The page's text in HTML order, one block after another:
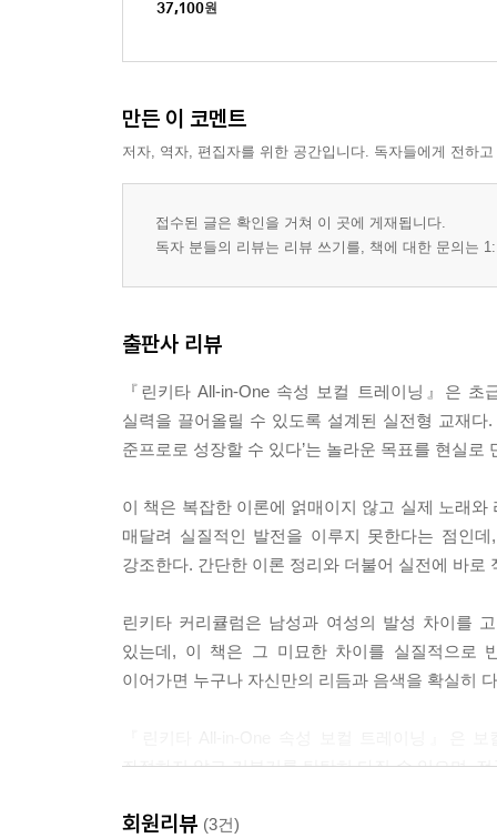
SECTION 02 기본 리듬 음표 Reading
① 기본 리듬 트레이닝
② 기본 음표 응용
③ 기본 2박 3연음
① 쉼표 트레이닝
③ Tie & Slur(Mix Beat) Part. 2
SECTION 04 드럼의 비트(Drum Beat)
② 사랑과 평화 〈딱 꼬집어 얘기할 수 없어요〉
③ 동요 〈오빠생각〉
◈ Drum의 Kick ◈
① 송골매 〈어쩌다 마주친 그대〉
② 신형원 〈개똥벌레〉
CHAPTER 05 음정 트레이닝
SECTION 01 기본음정 1단계
37,100원
만든 이 코멘트
저자, 역자, 편집자를 위한 공간입니다. 독자들에게 전하
접수된 글은 확인을 거쳐 이 곳에 게재됩니다.
독자 분들의 리뷰는 리뷰 쓰기를, 책에 대한 문의는
출판사 리뷰
『린키타 All-in-One 속성 보컬 트레이닝』은
실력을 끌어올릴 수 있도록 설계된 실전형 교재
준프로로 성장할 수 있다’는 놀라운 목표를 현실로
이 책은 복잡한 이론에 얽매이지 않고 실제 노래
매달려 실질적인 발전을 이루지 못한다는 점인
강조한다. 간단한 이론 정리와 더불어 실전에 바
린키타 커리큘럼은 남성과 여성의 발성 차이를
있는데, 이 책은 그 미묘한 차이를 실질적으로
이어가면 누구나 자신만의 리듬과 음색을 확실히
좌절하지 않고 기본기를 탄탄히 다질 수 있으며,
회원리뷰 (3건)